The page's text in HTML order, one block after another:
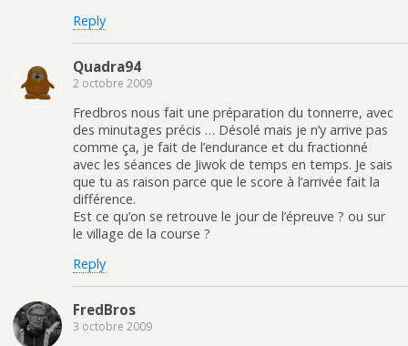
Reply
Quadra94
2 octobre 2009
Fredbros nous fait une préparation du tonnerre, avec
des minutages précis … Désolé mais je n’y arrive pas
comme ça, je fait de l’endurance et du fractionné
avec les séances de Jiwok de temps en temps. Je sais
que tu as raison parce que le score à l’arrivée fait la
différence.
Est ce qu’on se retrouve le jour de l’épreuve ? ou sur
le village de la course ?
Reply
FredBros
3 octobre 2009